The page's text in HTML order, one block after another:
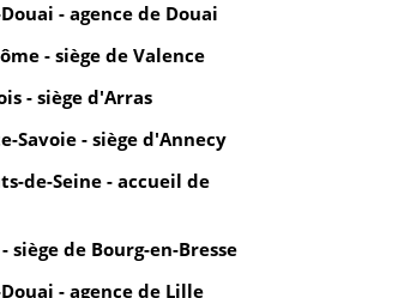
- agence de Douai
- siège de Valence
- siège d'Arras
Savoie - siège d'Annecy
de-Seine - accueil de
siège de Bourg-en-Bresse
- agence de Lille